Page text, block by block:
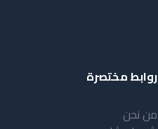
روابط مختصرة
من نحن